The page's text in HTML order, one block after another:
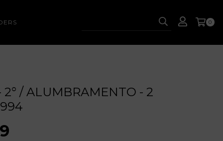
0
2° / ALUMBRAMENTO - 2